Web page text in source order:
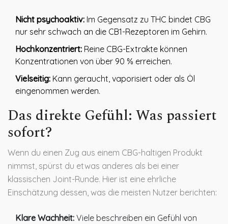
Nicht psychoaktiv: Im Gegensatz zu THC bindet CBG
nur sehr schwach an die CB1-Rezeptoren im Gehirn.
Hochkonzentriert: Reine CBG-Extrakte können
Konzentrationen von über 90 % erreichen.
Vielseitig: Kann geraucht, vaporisiert oder als Öl
eingenommen werden.
Das direkte Gefühl: Was passiert
sofort?
Wenn du einen Zug aus einem CBG-haltigen Produkt
nimmst, spürst du etwas anderes als bei einer
klassischen Joint-Runde. Hier ist eine ehrliche
Einschätzung dessen, was die meisten Nutzer berichten:
Klare Wachheit: Viele beschreiben ein Gefühl von